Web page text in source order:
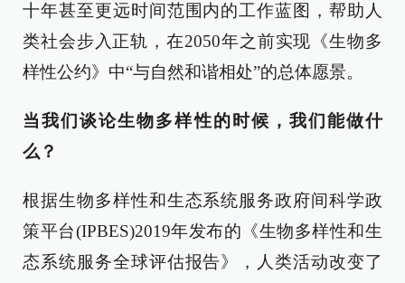
十年甚至更远时间范围内的工作蓝图，帮助人
类社会步入正轨，在2050年之前实现《生物多
样性公约》中“与自然和谐相处”的总体愿景。
当我们谈论生物多样性的时候，我们能做什
么？
根据生物多样性和生态系统服务政府间科学政
策平台(IPBES)2019年发布的《生物多样性和生
态系统服务全球评估报告》，人类活动改变了